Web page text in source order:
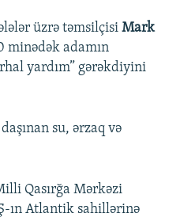
üzrə təmsilçisi Mark
minədək adamın
yardım” gərəkdiyini
su, ərzaq və
Qasırğa Mərkəzi
ın Atlantik sahillərinə